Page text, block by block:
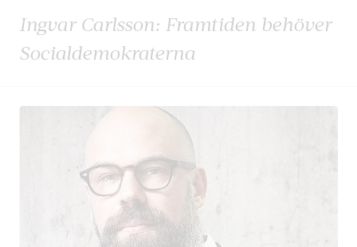
Ingvar Carlsson: Framtiden behöver
Socialdemokraterna